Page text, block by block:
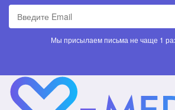
Мы присылаем письма не чаще 1